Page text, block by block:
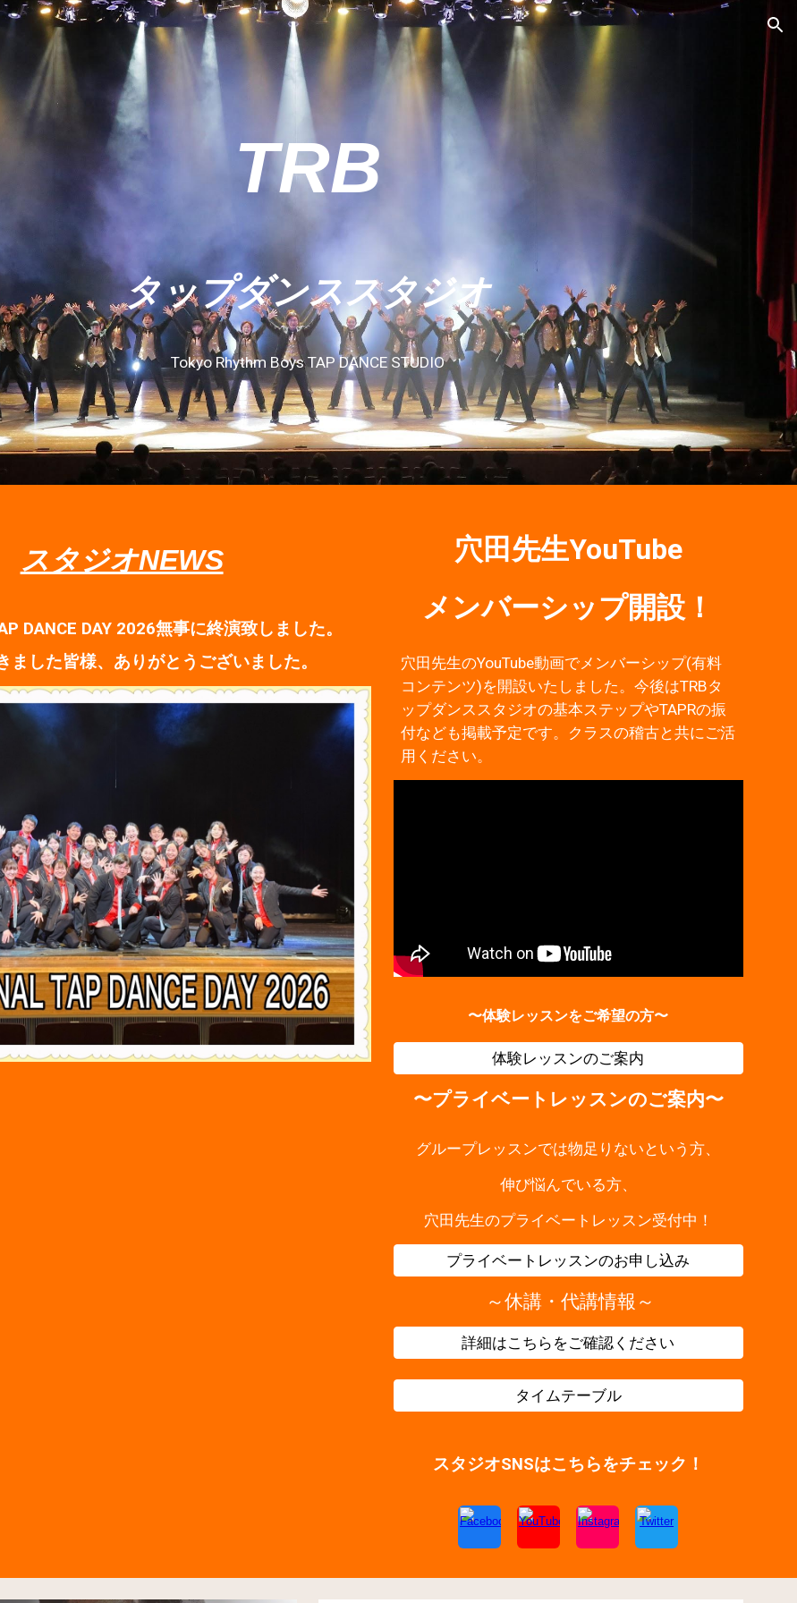
to main content Skip to navigation
TRB
タップダンススタジオ
Tokyo Rhythm Boys TAP DANCE STUDIO
スタジオNEWS
DANCE DAY 2026無事に終演致しました。
ました皆様、ありがとうございました。
穴田先生YouTube
メンバーシップ開設！
穴田先生のYouTube動画でメンバーシップ(有料
コンテンツ)を開設いたしました。今後はTRBタ
ップダンススタジオの基本ステップやTAPRの振
付なども掲載予定です。クラスの稽古と共にご活
用ください。
〜体験レッスンをご希望の方〜
体験レッスンのご案内
〜プライベートレッスンのご案内〜
グループレッスンでは物足りないという方、
伸び悩んでいる方、
穴田先生のプライベートレッスン受付中！
プライベートレッスンのお申し込み
～休講・代講情報 ～
詳細はこちらをご確認ください
タイムテーブル
スタジオSNSはこちらをチェック！